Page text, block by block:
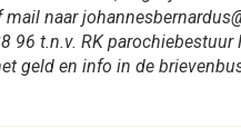
naar
96 t.n.v. RK
geld en info in de